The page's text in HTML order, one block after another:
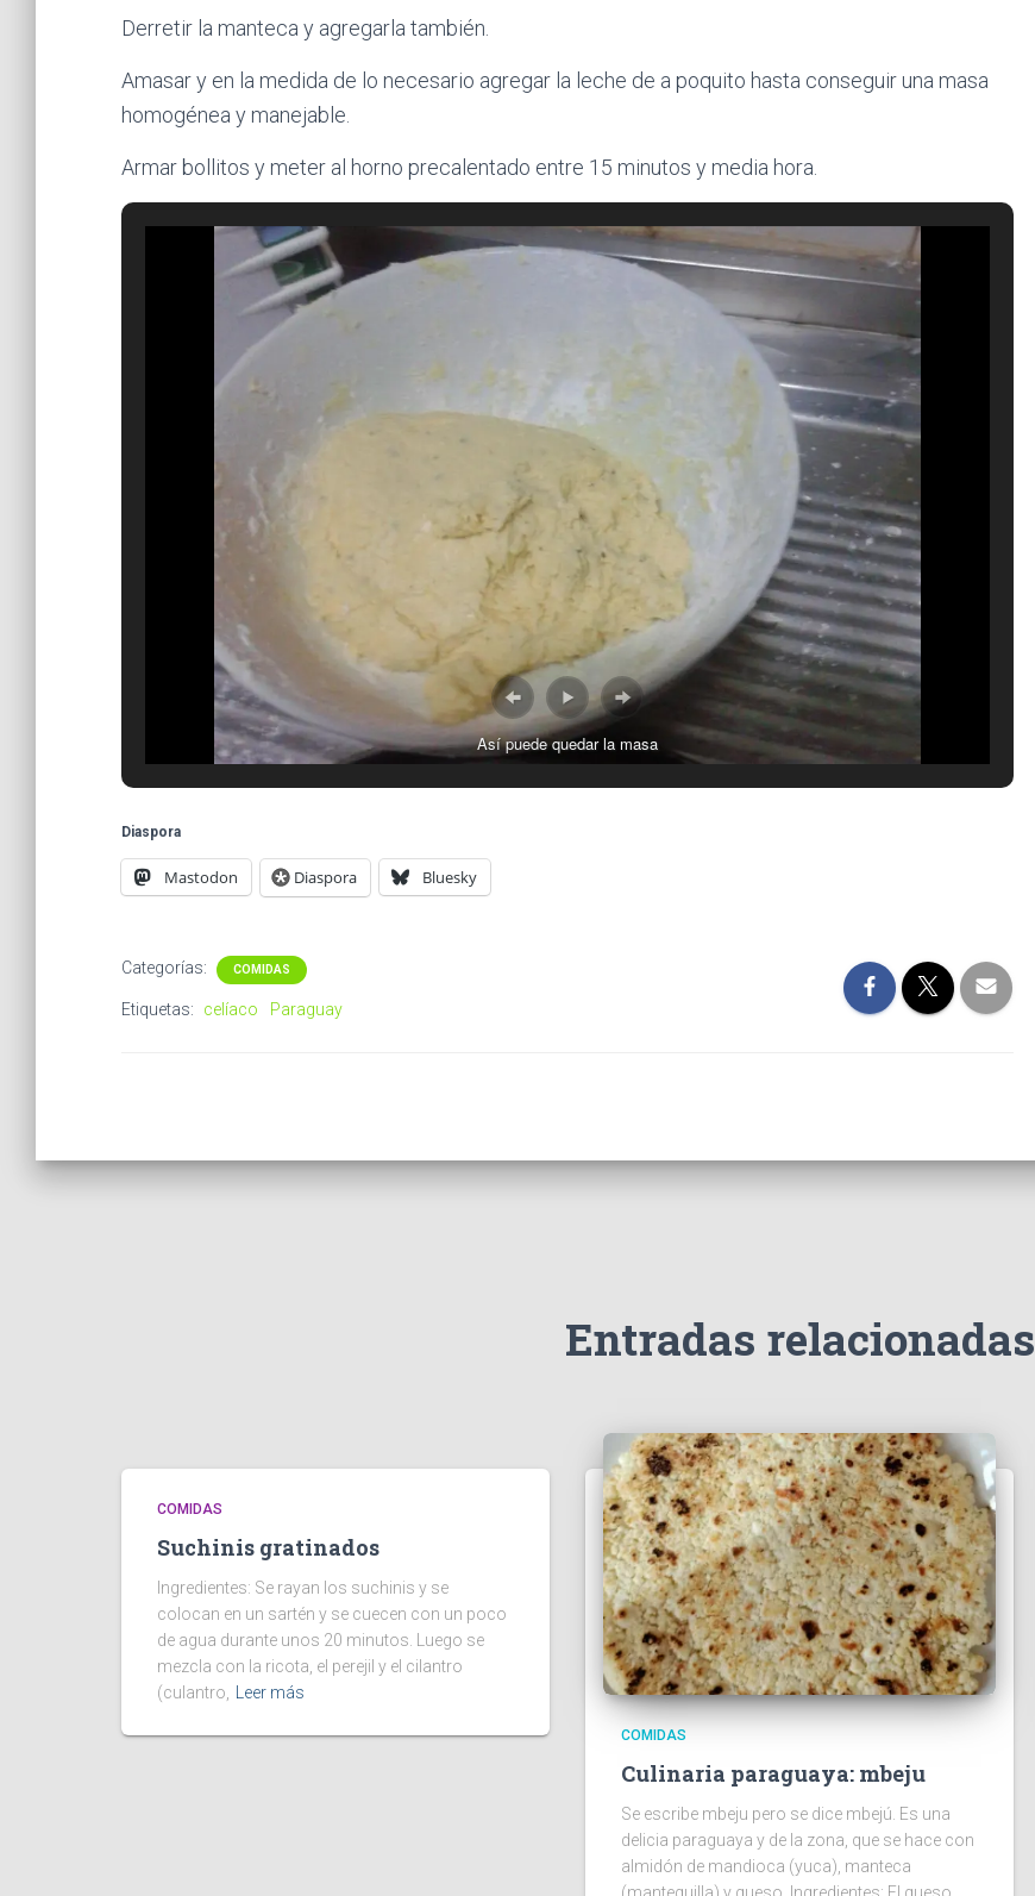
Derretir la manteca y agregarla también.
Amasar y en la medida de lo necesario agregar la leche de a poquito hasta conseguir una masa
homogénea y manejable.
Armar bollitos y meter al horno precalentado entre 15 minutos y media hora.
Así puede quedar la masa
Diaspora
Mastodon Diaspora Bluesky
Categorías: COMIDAS
Etiquetas: celíaco Paraguay
Entradas relacionadas
COMIDAS
Suchinis gratinados
Ingredientes: Se rayan los suchinis y se
colocan en un sartén y se cuecen con un poco
de agua durante unos 20 minutos. Luego se
mezcla con la ricota, el perejil y el cilantro
(culantro,
Leer más
COMIDAS
Culinaria paraguaya: mbeju
Se escribe mbeju pero se dice mbejú. Es una
delicia paraguaya y de la zona, que se hace con
almidón de mandioca (yuca), manteca